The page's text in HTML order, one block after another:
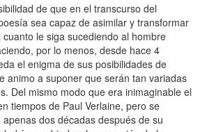
de que en el transcurso del
sea capaz de asimilar y transformar
le siga sucediendo al hombre
por lo menos, desde hace 4
el enigma de sus posibilidades de
animo a suponer que serán tan variadas
Del mismo modo que era inimaginable el
tiempos de Paul Verlaine, pero se
dos décadas después de su